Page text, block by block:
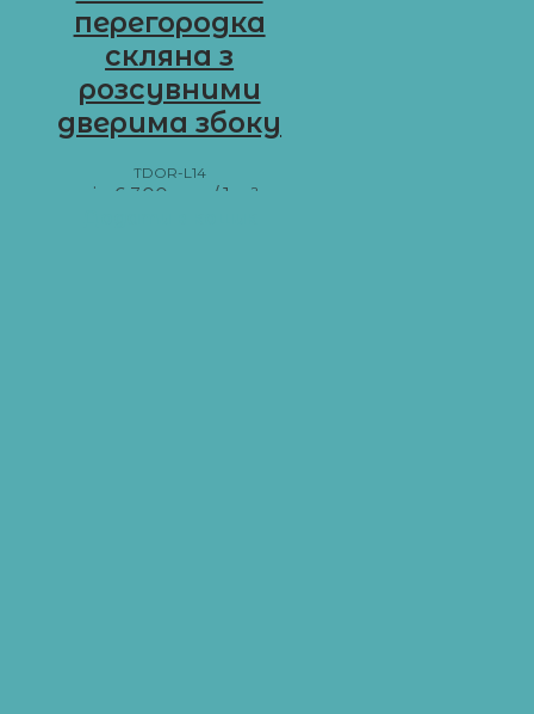
перегородка
скляна з
розсувними
дверима збоку
TDOR-L14
від 6 300
/ 1 м²